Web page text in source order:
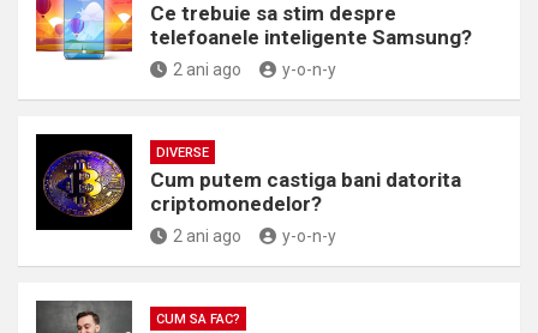
Ce trebuie sa stim despre
telefoanele inteligente Samsung?
2 ani ago y-o-n-y
DIVERSE
Cum putem castiga bani datorita
criptomonedelor?
2 ani ago y-o-n-y
CUM SA FAC?